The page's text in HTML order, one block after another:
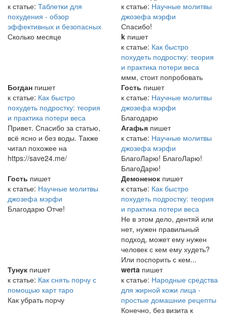
к статье: Таблетки для
похудения - обзор
эффективных и безопасных
Сколько месяце
к статье: Научные молитвы
джозефа мэрфи
Спасибо!
k пишет
к статье: Как быстро
похудеть подростку: теория
и практика потери веса
ммм, стоит попробовать
Богдан пишет
к статье: Как быстро
похудеть подростку: теория
и практика потери веса
Привет. Спасибо за статью,
всё ясно и без воды. Также
читал похожее на
https://save24.me/
Гость пишет
к статье: Научные молитвы
джозефа мэрфи
Благодарю
Агафья пишет
к статье: Научные молитвы
джозефа мэрфи
БлагоЛарю! БлагоЛарю!
БлагоДарю!
Гость пишет
к статье: Научные молитвы
джозефа мэрфи
Благодарю Отче!
Демоненок пишет
к статье: Как быстро
похудеть подростку: теория
и практика потери веса
Не в этом дело, дентяй или
нет, нужен правильный
подход, может ему нужен
человек с кем ему худеть?
Или поспорить с кем...
Тунук пишет
к статье: Как снять порчу с
помощью карт таро
Как убрать порчу
werta пишет
к статье: Народные средства
для жирной кожи лица -
простые домашние рецепты
Конечно, без визита к